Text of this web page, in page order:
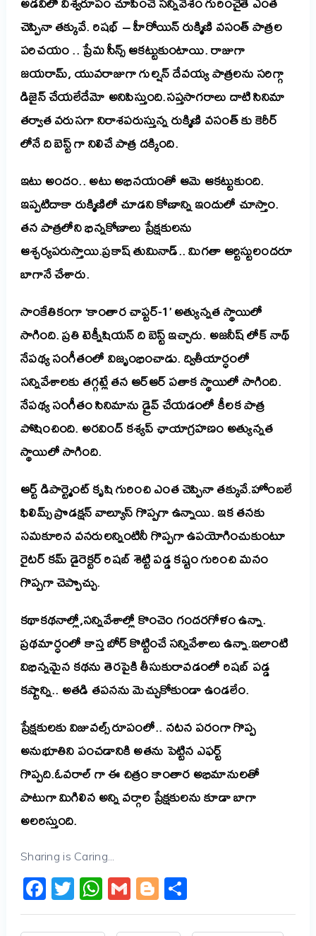
చెప్పినా తక్కువే.రిషభ్ – హీరోయిన్ రుక్మిణి వసంత్ పాత్రల
పరిచయం .. ప్రేమ సీన్స్ ఆకట్టుకుంటాయి. రాజుగా
జయరామ్, యువరాజుగా గుల్షన్ దేవయ్య పాత్రలను సరిగ్గా
డిజైన్ చేయలేదేమో అనిపిస్తుంది.సప్తసాగరాలు దాటి సినిమా
తర్వాత వరుసగా నిరాశపరుస్తున్న రుక్మిణి వసంత్ కు కెరీర్
లోనే ది బెస్ట్ గా నిలిచే పాత్ర దక్కింది.
ఇటు అందం.. అటు అభినయంతో ఆమె ఆకట్టుకుంది.
ఇప్పటిదాకా రుక్మిణిలో చూడని కోణాన్ని ఇందులో చూస్తాం.
తన పాత్రలోని భిన్నకోణాలు ప్రేక్షకులను
ఆశ్చర్యపరుస్తాయి.ప్రకాష్ తుమినాడ్.. మిగతా ఆర్టిస్టులందరూ
బాగానే చేశారు.
సాంకేతికంగా ‘కాంతార చాప్టర్-1’ అత్యున్నత స్థాయిలో
సాగింది. ప్రతి టెక్నీషియన్ ది బెస్ట్ ఇచ్చారు. అజనీష్ లోక్ నాథ్
నేపథ్య సంగీతంలో విజృంభించాడు. ద్వితీయార్ధంలో
సన్నివేశాలకు తగ్గట్లే తన ఆర్ఆర్ పతాక స్థాయిలో సాగింది.
నేపథ్య సంగీతం సినిమాను డ్రైవ్ చేయడంలో కీలక పాత్ర
పోషించింది. అరవింద్ కశ్యప్ ఛాయాగ్రహణం అత్యున్నత
స్థాయిలో సాగింది.
ఆర్ట్ డిపార్ట్మెంట్ కృషి గురించి ఎంత చెప్పినా తక్కువే.హోంబలే
ఫిలిమ్స్ ప్రొడక్షన్ వాల్యూస్ గొప్పగా ఉన్నాయి.ఇక తనకు
సమకూరిన వనరులన్నింటినీ గొప్పగా ఉపయోగించుకుంటూ
రైటర్ కమ్ డైరెక్టర్ రిషబ్ శెట్టి పడ్డ కష్టం గురించి మనం
గొప్పగా చెప్పొచ్చు.
కథాకథనాల్లో,సన్నివేశాల్లో కొంచెం గందరగోళం ఉన్నా.
ప్రథమార్ధంలో కాస్త బోర్ కొట్టించే సన్నివేశాలు ఉన్నా.ఇలాంటి
విభిన్నమైన కథను తెరపైకి తీసుకురావడంలో రిషబ్ పడ్డ
కష్టాన్ని.. అతడి తపనను మెచ్చుకోకుండా ఉండలేం.
ప్రేక్షకులకు విజువల్స్ రూపంలో.. నటన పరంగా గొప్ప
అనుభూతిని పంచడానికి అతను పెట్టిన ఎఫర్ట్
గొప్పది.ఓవరాల్ గా ఈ చిత్రం కాంతార అభిమానులతో
పాటుగా మిగిలిన అన్ని వర్గాల ప్రేక్షకులను కూడా బాగా
అలరిస్తుంది.
Sharing is Caring...
Facebook
Twitter
WhatsApp
GmailBlogger
Share